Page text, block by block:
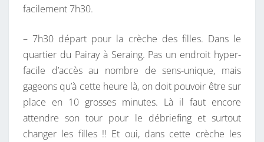
facilement 7h30.
– 7h30 départ pour la crèche des filles. Dans le
quartier du Pairay à Seraing. Pas un endroit hyper-
facile d’accès au nombre de sens-unique, mais
gageons qu’à cette heure là, on doit pouvoir être sur
place en 10 grosses minutes. Là il faut encore
attendre son tour pour le débriefing et surtout
changer les filles !! Et oui, dans cette crèche les